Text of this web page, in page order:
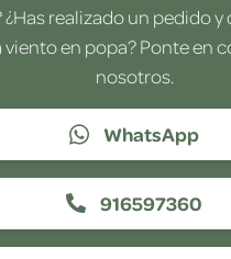
realizado un pedido y
viento en popa? Ponte en
nosotros.
WhatsApp
916597360